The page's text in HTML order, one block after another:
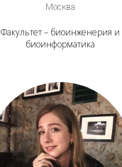
Москва
Факультет – биоинженерия и
биоинформатика